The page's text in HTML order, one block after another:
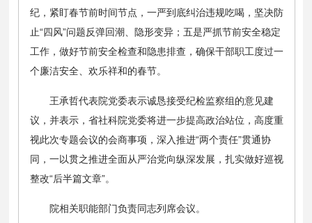
纪，紧盯春节前时间节点，一严到底纠治违规吃喝，坚决防
止“四风”问题反弹回潮、隐形变异；五是严抓节前安全稳定
工作，做好节前安全检查和隐患排查，确保干部职工度过一
个廉洁安全、欢乐祥和的春节。
王承哲代表院党委表示诚恳接受纪检监察组的意见建
议，并表示，省社科院党委将进一步提高政治站位，高度重
视此次专题会议的会商事项，深入推进“两个责任”贯通协
同，一以贯之推进全面从严治党向纵深发展，扎实做好巡视
整改“后半篇文章”。
院相关职能部门负责同志列席会议。